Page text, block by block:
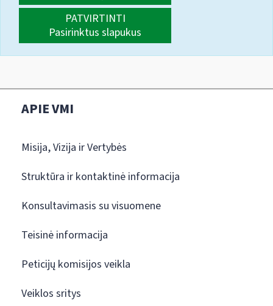
PATVIRTINTI
Pasirinktus slapukus
APIE VMI
Misija, Vizija ir Vertybės
Struktūra ir kontaktinė informacija
Konsultavimasis su visuomene
Teisinė informacija
Peticijų komisijos veikla
Veiklos sritys